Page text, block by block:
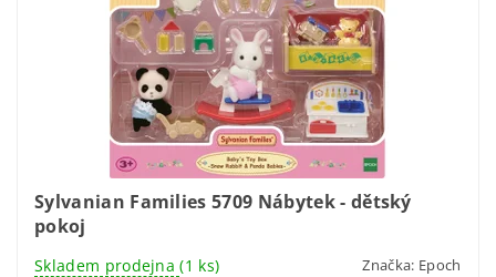
Sylvanian Families 5709 Nábytek - dětský
pokoj
Skladem prodejna(1 ks) Značka: Epoch